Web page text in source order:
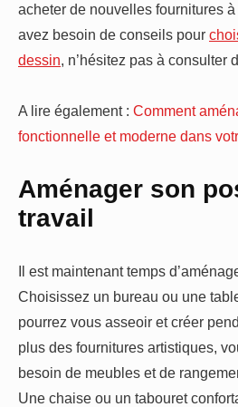
acheter de nouvelles fournitures
avez besoin de conseils pour
dessin, n’hésitez pas à consulter
A lire également : Comment
fonctionnelle et moderne dans
Aménager son
travail
Il est maintenant temps
Choisissez un bureau ou une
pourrez vous asseoir et créer
plus des fournitures artistiques,
besoin de meubles et de
Une chaise ou un tabouret